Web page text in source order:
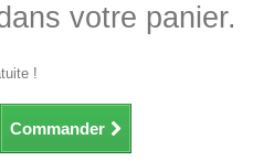
votre panier.
!
Commander